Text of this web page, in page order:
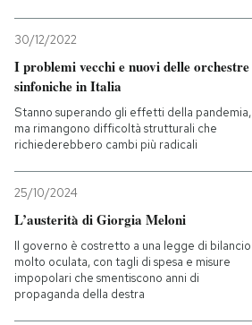
30/12/2022
I problemi vecchi e nuovi delle orchestre
sinfoniche in Italia
Stanno superando gli effetti della pandemia,
ma rimangono difficoltà strutturali che
richiederebbero cambi più radicali
25/10/2024
L’austerità di Giorgia Meloni
Il governo è costretto a una legge di bilancio
molto oculata, con tagli di spesa e misure
impopolari che smentiscono anni di
propaganda della destra